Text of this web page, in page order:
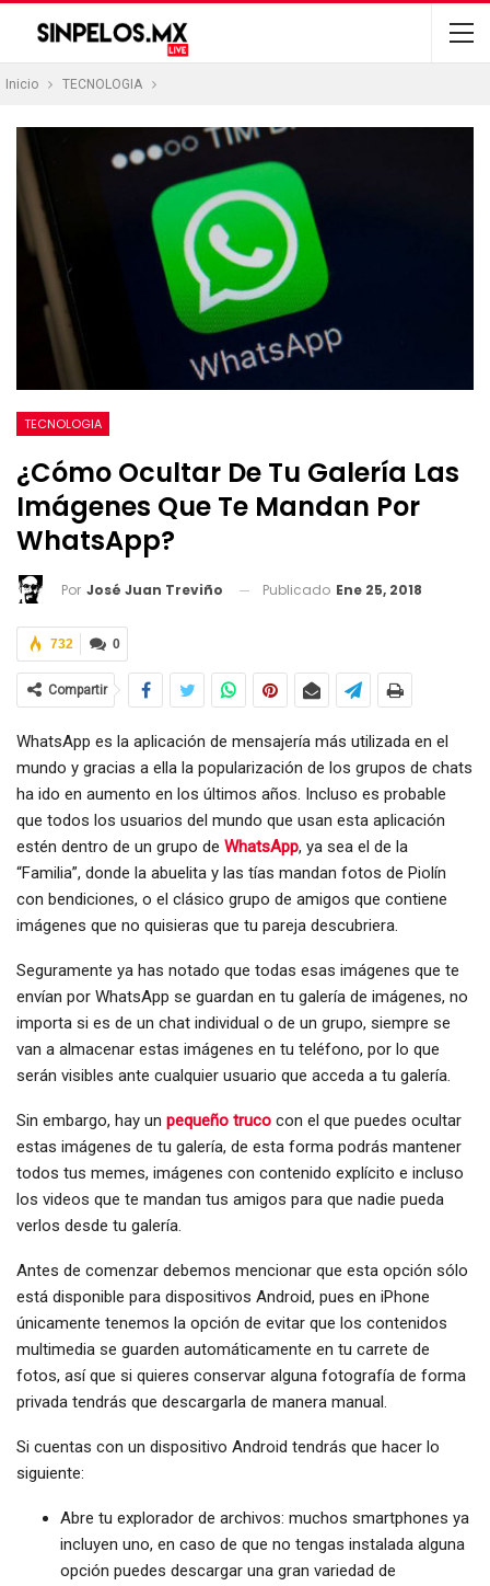
Inicio TECNOLOGIA
TECNOLOGIA
¿Cómo Ocultar De Tu Galería Las
Imágenes Que Te Mandan Por
WhatsApp?
Por José Juan Treviño Publicado Ene 25, 2018
0
732
Compartir
WhatsApp es la aplicación de mensajería más utilizada en el
mundo y gracias a ella la popularización de los grupos de chats
ha ido en aumento en los últimos años. Incluso es probable
que todos los usuarios del mundo que usan esta aplicación
estén dentro de un grupo de WhatsApp, ya sea el de la
“Familia”, donde la abuelita y las tías mandan fotos de Piolín
con bendiciones, o el clásico grupo de amigos que contiene
imágenes que no quisieras que tu pareja descubriera.
Seguramente ya has notado que todas esas imágenes que te
envían por WhatsApp se guardan en tu galería de imágenes, no
importa si es de un chat individual o de un grupo, siempre se
van a almacenar estas imágenes en tu teléfono, por lo que
serán visibles ante cualquier usuario que acceda a tu galería.
Sin embargo, hay un pequeño truco con el que puedes ocultar
estas imágenes de tu galería, de esta forma podrás mantener
todos tus memes, imágenes con contenido explícito e incluso
los videos que te mandan tus amigos para que nadie pueda
verlos desde tu galería.
Antes de comenzar debemos mencionar que esta opción sólo
está disponible para dispositivos Android, pues en iPhone
únicamente tenemos la opción de evitar que los contenidos
multimedia se guarden automáticamente en tu carrete de
fotos, así que si quieres conservar alguna fotografía de forma
privada tendrás que descargarla de manera manual.
Si cuentas con un dispositivo Android tendrás que hacer lo
siguiente:
Abre tu explorador de archivos: muchos smartphones ya
incluyen uno, en caso de que no tengas instalada alguna
opción puedes descargar una gran variedad de